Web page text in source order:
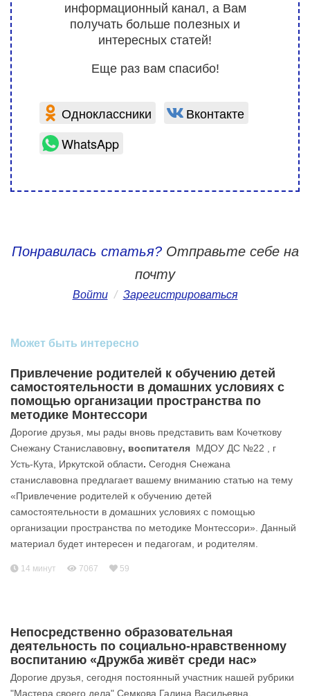
информационный канал, а Вам
получать больше полезных и
интересных статей!
Еще раз вам спасибо!
Одноклассники
Вконтакте
WhatsApp
Понравилась статья?Отправьте себе на
почту
Войти / Зарегистрироваться
Может быть интересно
Привлечение родителей к обучению детей
самостоятельности в домашних условиях с
помощью организации пространства по
методике Монтессори
Дорогие друзья, мы рады вновь представить вам Кочеткову
Снежану Станиславовну, воспитателя МДОУ ДС №22 , г
Усть-Кута, Иркутской области. Сегодня Снежана
станиславовна предлагает вашему вниманию статью на тему
«Привлечение родителей к обучению детей
самостоятельности в домашних условиях с помощью
организации пространства по методике Монтессори». Данный
материал будет интересен и педагогам, и родителям.
14 минут 7067 59
Непосредственно образовательная
деятельность по социально-нравственному
воспитанию «Дружба живёт среди нас»
Дорогие друзья, сегодня постоянный участник нашей рубрики
"Мастера своего дела" Семкова Галина Васильевна,